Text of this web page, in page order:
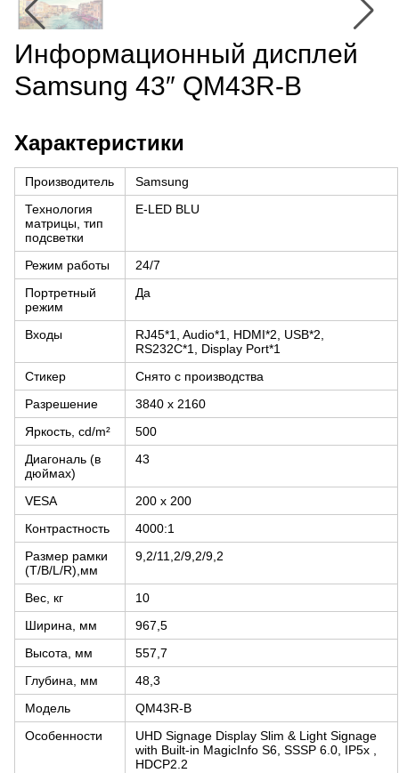
Информационный дисплей
Samsung 43″ QM43R-B
Характеристики
Производитель
Samsung
Технология
матрицы, тип
подсветки
E-LED BLU
Режим работы
24/7
Портретный
режим
Да
Входы
RJ45*1, Audio*1, HDMI*2, USB*2,
RS232С*1, Display Port*1
Стикер
Снято с производства
Разрешение
3840 x 2160
Яркость, cd/m²
500
Диагональ (в
дюймах)
43
VESA
200 x 200
Контрастность
4000:1
Размер рамки
(T/B/L/R),мм
9,2/11,2/9,2/9,2
Вес, кг
10
Ширина, мм
967,5
Высота, мм
557,7
Глубина, мм
48,3
Модель
QM43R-B
Особенности
UHD Signage Display Slim & Light Signage
with Built-in MagicInfo S6, SSSP 6.0, IP5x ,
HDCP2.2